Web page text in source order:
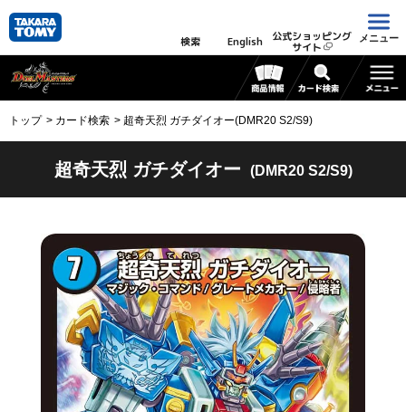
検索 English 公式ショッピング
サイト
メニュー
トップ カード検索 超奇天烈 ガチダイオー(DMR20 S2/S9)
超奇天烈 ガチダイオー (DMR20 S2/S9)